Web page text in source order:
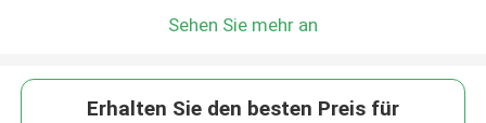
Sehen Sie mehr an
Erhalten Sie den besten Preis für